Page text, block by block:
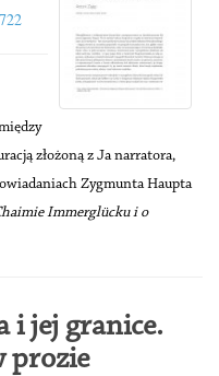
złożoną z Ja narratora,
Zygmunta Haupta
Immerglücku i o
i jej granice.
prozie